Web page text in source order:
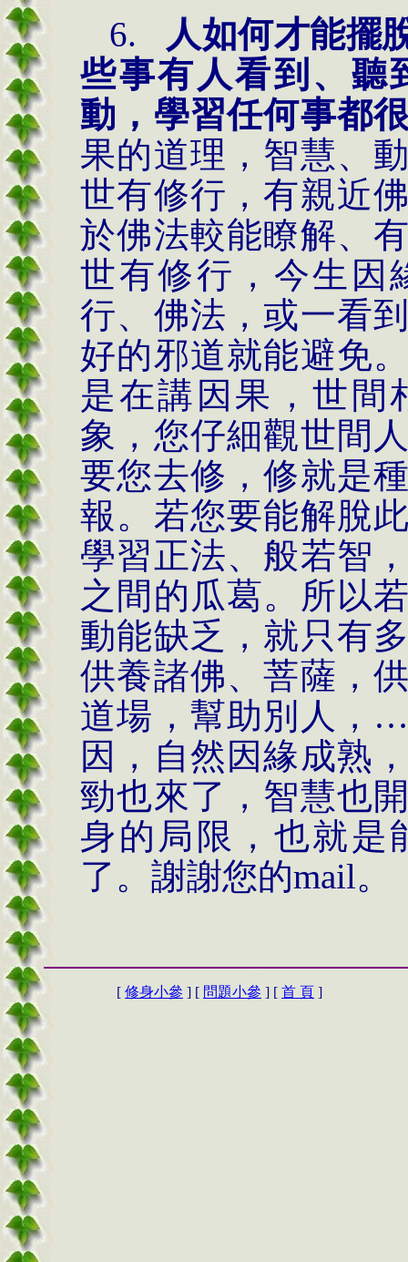
6.
人如何才能擺
些事有人看到、聽
動，學習任何事都
果的道理，智慧、
世有修行，有親近
於佛法較能瞭解、
世有修行，今生因
行、佛法，或一看
好的邪道就能避免
是在講因果，世間
象，您仔細觀世間
要您去修，修就是
報。若您要能解脫
學習正法、般若智
之間的瓜葛。所以
動能缺乏，就只有
供養諸佛、菩薩，
道場，幫助別人，
因，自然因緣成熟
勁也來了，智慧也
身的局限，也就是
了。謝謝您的mail。
[ 修身小參 ] [ 問題小參 ] [ 首 頁 ]